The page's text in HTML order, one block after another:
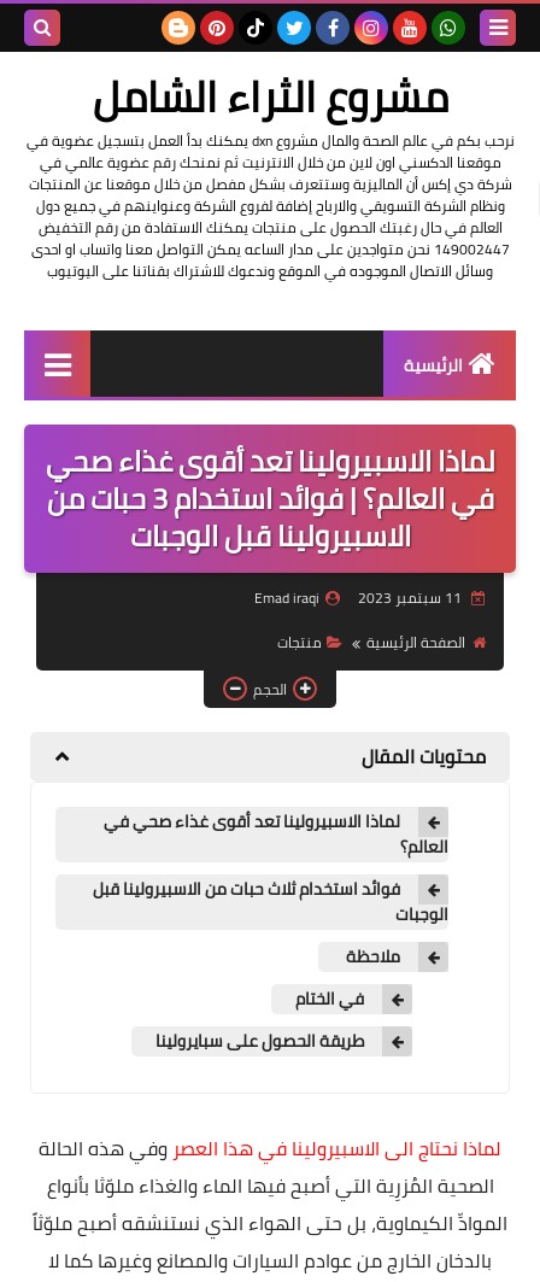
مشروع الثراء الشامل
نرحب بكم في عالم الصحة والمال مشروع dxn يمكنك بدأ العمل بتسجيل عضوية في
موقعنا الدكسني اون لاين من خلال الانترنيت ثم نمنحك رقم عضوية عالمي في
شركة دي إكس أن الماليزية وستتعرف بشكل مفصل من خلال موقعنا عن المنتجات
ونظام الشركة التسويقي والارباح إضافة لفروع الشركة وعنواينهم في جميع دول
العالم في حال رغبتك الحصول على منتجات يمكنك الاستفادة من رقم التخفيض
149002447 نحن متواجدين على مدار الساعه يمكن التواصل معنا واتساب او احدى
وسائل الاتصال الموجوده في الموقع وندعوك للاشتراك بقناتنا على اليوتيوب
الرئيسية
التسجيل في الشركه
عناوين شركة dxn
فرصة عمل
منتجات
تجارب شفاء
لماذا الاسبيرولينا تعد أقوى غذاء صحي
في العالم؟ | فوائد استخدام 3 حبات من
الاسبيرولينا قبل الوجبات
Emad iraqi
الصفحة الرئيسية
منتجات
الحجم
محتويات المقال
لماذا الاسبيرولينا تعد أقوى غذاء صحي في
العالم؟
فوائد استخدام ثلاث حبات من الاسبيرولينا قبل
الوجبات
ملاحظة
في الختام
طريقة الحصول على سبايرولينا
لماذا نحتاج الى الاسبيرولينا في هذا العصر وفي هذه الحالة
الصحية المُزرِية التي أصبح فيها الماء والغذاء ملوّثا بأنواع
الموادِّ الكيماوية، بل حتى الهواء الذي نستنشقه أصبح ملوّثاً
بالدخان الخارج من عوادم السيارات والمصانع وغيرها كما لا